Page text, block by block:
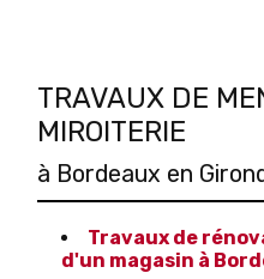
TRAVAUX DE
MIROITERIE
à Bordeaux en
Travaux de
d'un magasin à